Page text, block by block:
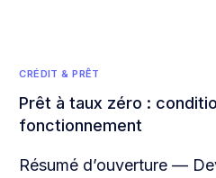
CRÉDIT & PRÊT
Prêt à taux zéro :
fonctionnement
Résumé d’ouverture —